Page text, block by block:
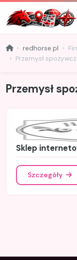
redhorse.pl
Przemysł
Przemysł
Sklep
Szczegóły